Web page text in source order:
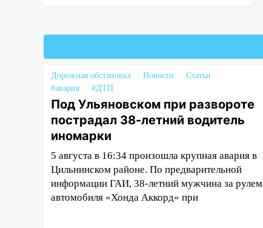
06:00 Под Ульяновском при
летний водитель иномарки
05:00 «Каждая пятая женщина
и каждый второй мужчина в
мире сталкиваются с
алопецией»: врач рассказал,
чем может быть вызвано
облысение и как с этим
справиться
03:30 Гороскоп на 7 августа:
пятница принесет прилив
Дорожная обстановка Новости
Статьи
#авария
#ДТП
Под Ульяновском при развороте
пострадал 38-летний водитель
иномарки
5 августа в 16:34 произошла крупная авария в
Цильнинском районе. По предварительной
информации ГАИ, 38-летний мужчина за рулем
автомобиля «Хонда Аккорд» при